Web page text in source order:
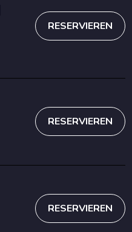
RESERVIEREN
RESERVIEREN
RESERVIEREN